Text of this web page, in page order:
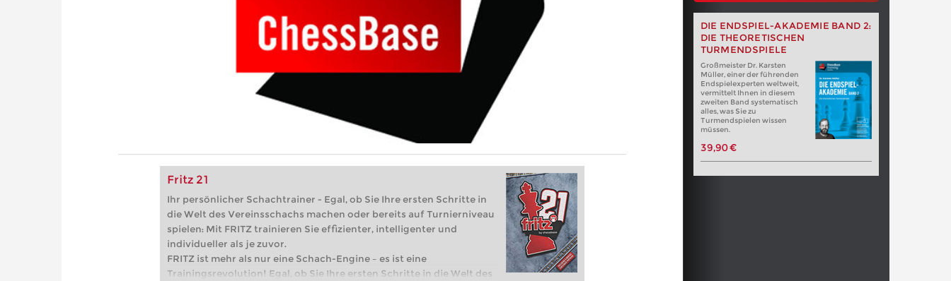
Fritz 21
Ihr persönlicher Schachtrainer - Egal, ob Sie Ihre ersten Schritte in
die Welt des Vereinsschachs machen oder bereits auf Turnierniveau
spielen: Mit FRITZ trainieren Sie effizienter, intelligenter und
individueller als je zuvor.
FRITZ ist mehr als nur eine Schach-Engine – es ist eine
Trainingsrevolution! Egal, ob Sie Ihre ersten Schritte in die Welt des
DIE ENDSPIEL-AKADEMIE BAND 2:
DIE THEORETISCHEN
TURMENDSPIELE
Großmeister Dr. Karsten
Müller, einer der führenden
Endspielexperten weltweit,
vermittelt Ihnen in diesem
zweiten Band systematisch
alles, was Sie zu
Turmendspielen wissen
müssen.
39,90 €